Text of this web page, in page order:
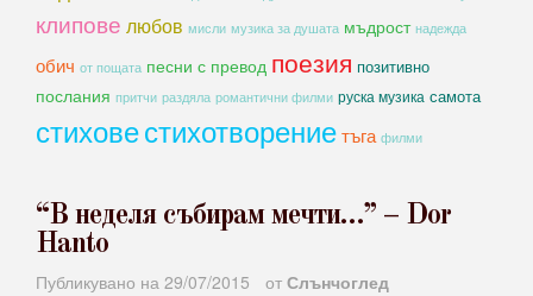
клипове любов мисли музика за душата мъдрост надежда
обич от пощата песни с превод поезия позитивно
послания притчи раздяла романтични филми руска музика самота
стиховестихотворениетъга филми
“В неделя събирам мечти…” – Dor
Hanto
Публикувано на 29/07/2015 от Слънчоглед